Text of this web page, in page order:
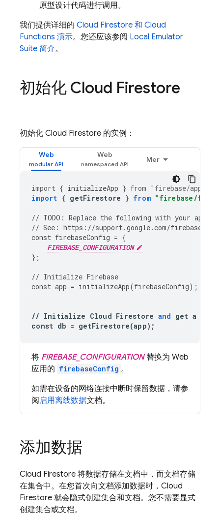
原型设计代码进行调用。
我们提供详细的 Cloud Firestore 和 Cloud
Functions 演示。您还应该参阅 Local Emulator
Suite 简介。
初始化 Cloud Firestore
初始化 Cloud Firestore 的实例：
Web Web
Mer
import { initializeApp } from "firebase/app"
import { getFirestore } from "firebase/
// TODO : Replace the following with your app
// See : https : //support.google.com/firebase
const firebaseConfig = {
FIREBASE_CONFIGURATION
};
// Initialize Firebase
const app = initializeApp(firebaseConfig);
// Initialize Cloud Firestore and get a
const db = getFirestore(app);
将 FIREBASE_CONFIGURATION替换为 Web
应用的 firebaseConfig 。
如需在设备的网络连接中断时保留数据，请参
阅启用离线数据文档。
添加数据
Cloud Firestore 将数据存储在文档中，而文档存储
在集合中。在您首次向文档添加数据时， Cloud
Firestore 就会隐式创建集合和文档。您不需要显式
创建集合或文档。